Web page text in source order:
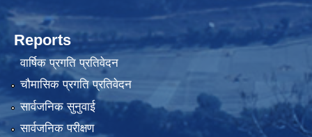
Reports
वार्षिक प्रगति प्रतिवेदन
चौमासिक प्रगति प्रतिवेदन
सार्वजनिक सुनुवाई
सार्वजनिक परीक्षण